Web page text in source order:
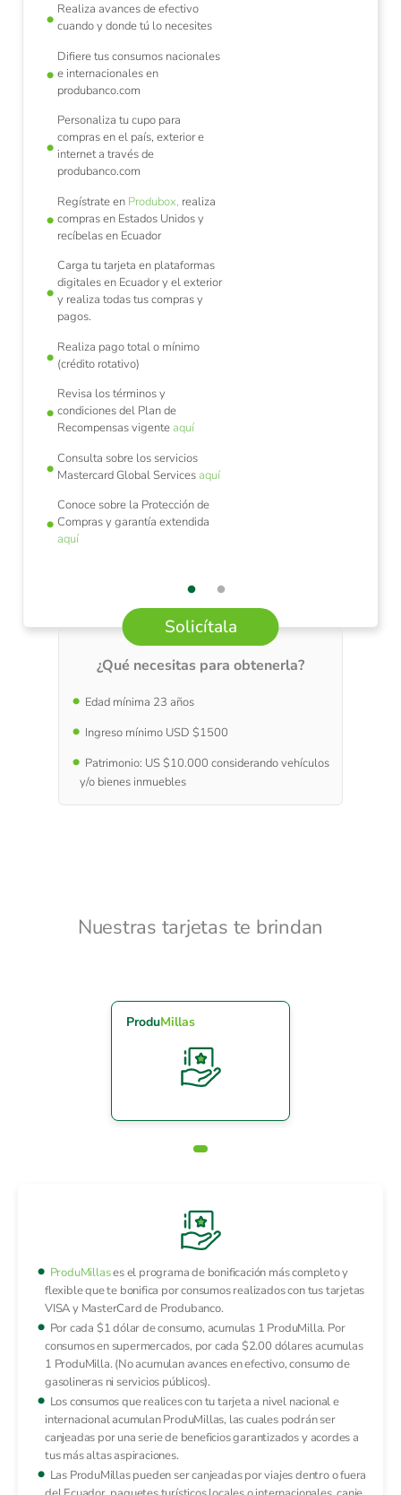
Realiza avances de efectivo
cuando y donde tú lo necesites
Difiere tus consumos nacionales
e internacionales en
produbanco.com
Personaliza tu cupo para
compras en el país, exterior e
internet a través de
produbanco.com
Regístrate en Produbox, realiza
compras en Estados Unidos y
recíbelas en Ecuador
Carga tu tarjeta en plataformas
digitales en Ecuador y el exterior
y realiza todas tus compras y
pagos.
Realiza pago total o mínimo
(crédito rotativo)
Revisa los términos y
condiciones del Plan de
Recompensas vigenteaquí
Consulta sobre los servicios
Mastercard Global Servicesaquí
Conoce sobre la Protección de
Compras y garantía extendida
aquí
Solicítala
¿Qué necesitas para obtenerla?
Edad mínima 23 años
Ingreso mínimo USD $1500
Patrimonio: US $10.000 considerando vehículos
y/o bienes inmuebles
Nuestras tarjetas te brindan
ProduMillas
ProduMillases el programa de bonificación más completo y
flexible que te bonifica por consumos realizados con tus tarjetas
VISA y MasterCard de Produbanco.
Por cada $1 dólar de consumo, acumulas 1 ProduMilla. Por
consumos en supermercados, por cada $2.00 dólares acumulas
1 ProduMilla. (No acumulan avances en efectivo, consumo de
gasolineras ni servicios públicos).
Los consumos que realices con tu tarjeta a nivel nacional e
internacional acumulan ProduMillas, las cuales podrán ser
canjeadas por una serie de beneficios garantizados y acordes a
tus más altas aspiraciones.
Las ProduMillas pueden ser canjeadas por viajes dentro o fuera